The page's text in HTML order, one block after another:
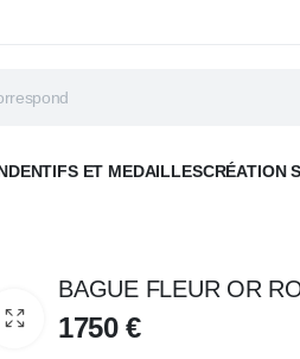
ET MEDAILLESCRÉATION
BAGUE FLEUR OR
1750 €